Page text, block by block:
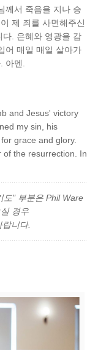
께서 죽음을 지나 승
제 죄를 사면해주신
다. 은혜와 영광을 감
어 매일 매일 살아가
아멘.
and Jesus' victory
my sin, his
grace and glory.
of the resurrection. In
도" 부분은 Phil Ware
경우
니다.